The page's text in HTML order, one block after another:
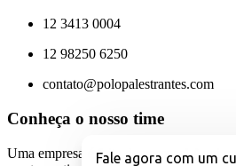
12 3413 0004
12 98250 6250
contato@polopalestrantes.com
Conheça o nosso time
Uma empresa é feita de pessoas! Aqui
Fale agora com um